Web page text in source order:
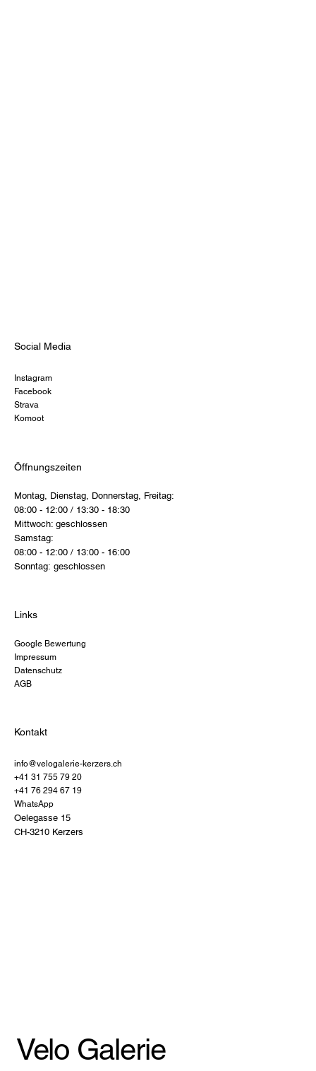
Kontakt
info@velogalerie-kerzers.ch
+41 31 755 79 20
+41 76 294 67 19
WhatsApp
Oelegasse 15
CH-3210 Kerzers
Öffnungszeiten
Montag, Dienstag, Donnerstag, Freitag:
08:00 - 12:00 / 13:30 - 18:30
Mittwoch: geschlossen
Samstag:
08:00 - 12:00 / 13:00 - 16:00
Sonntag: geschlossen
Links
Google Bewertung
Impressum
Datenschutz
AGB
Social Media
Instagram
Facebook
Strava
Komoot
Velo Galerie